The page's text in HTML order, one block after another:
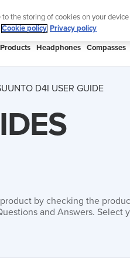
Headphones Compasses
D4I USER GUIDE
by checking the
and Answers. Select
to the storing of cookies on your
Cookie policy Privacy policy